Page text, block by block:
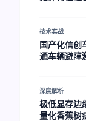
技术实战
国产化信创
通车辆避障
深度解析
极低显存边
量化香蕉树